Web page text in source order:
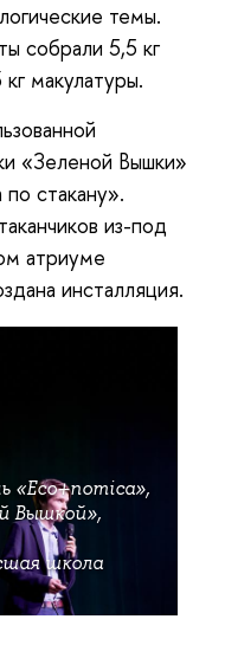
темы.
собрали 5,5 кг
макулатуры.
«Зеленой Вышки»
стакану».
из-под
атриуме
инсталляция.
«Eco+nomica»,
Вышкой»,
школа